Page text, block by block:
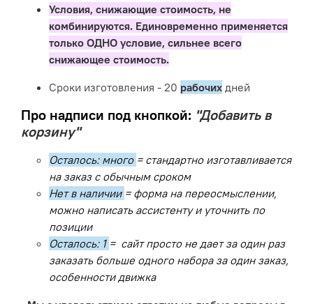
Условия, снижающие стоимость, не
комбинируются. Единовременно применяется
только ОДНО условие, сильнее всего
снижающее стоимость.
Сроки изготовления - 20 рабочих дней
Про надписи под кнопкой: "Добавить в
корзину"
Осталось: много = стандартно изготавливается
на заказ с обычным сроком
Нет в наличии = форма на переосмыслении,
можно написать ассистенту и уточнить по
позиции
Осталось: 1 = сайт просто не дает за один раз
заказать больше одного набора за один заказ,
особенности движка